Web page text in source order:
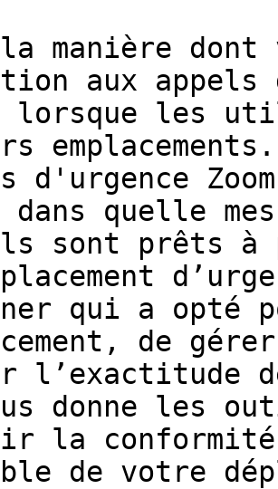
manière
aux
lorsque les
d'urgence
dans quelle
sont prêts à
qui a opté
de
donne les
la
de votre